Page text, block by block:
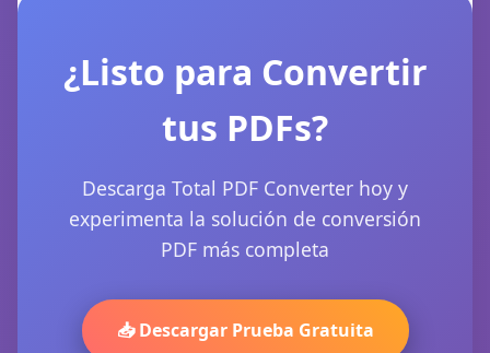
📝
¿Listo para Convertir
tus PDFs?
Descarga Total PDF Converter hoy y
experimenta la solución de conversión
PDF más completa
📥 Descargar Prueba Gratuita